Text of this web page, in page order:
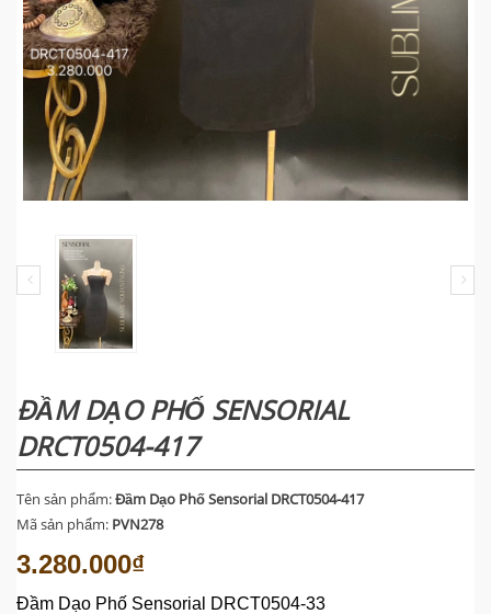
ĐẦM DẠO PHỐ SENSORIAL
DRCT0504-417
Tên sản phẩm:Đầm Dạo Phố Sensorial DRCT0504-417
Mã sản phẩm: PVN278
3.280.000₫
Đầm Dạo Phố Sensorial DRCT0504-33